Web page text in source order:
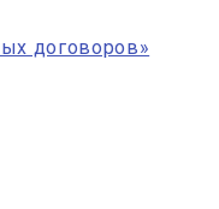
договоров»